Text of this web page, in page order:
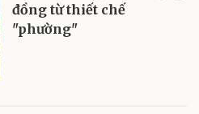
đồng từ thiết chế
"phường"